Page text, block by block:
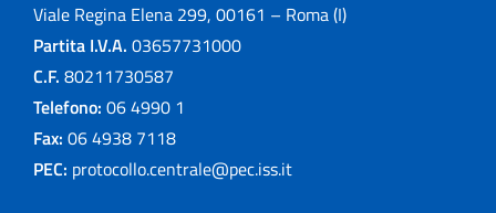
Viale Regina Elena 299, 00161 – Roma (I)
Partita I.V.A. 03657731000
C.F. 80211730587
Telefono: 06 4990 1
Fax: 06 4938 7118
PEC: protocollo.centrale@pec.iss.it